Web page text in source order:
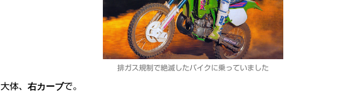
排ガス規制で絶滅したバイクに乗っていました
大体、 右カーブで。